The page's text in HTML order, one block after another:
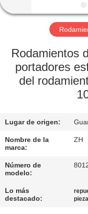
VIAJE
LA
FÁBRICA
CALIDAD
ÉNTRENOS
EN
CONTACTO
Rodamientos
portadores
del
Lugar de origen:
Nombre de la
marca:
ZH
Número de
modelo:
Lo más
destacado: